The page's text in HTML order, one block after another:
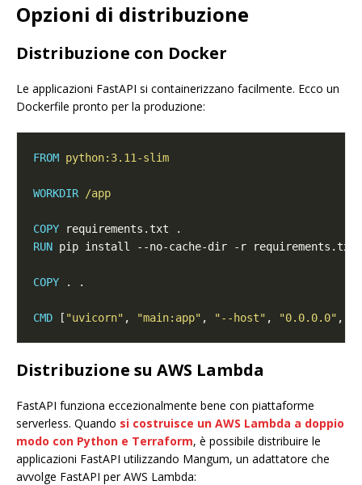
Opzioni di distribuzione
Distribuzione con Docker
Le applicazioni FastAPI si containerizzano facilmente. Ecco un
Dockerfile pronto per la produzione:
FROM python:3.11-slim
WORKDIR /app
COPY requirements.txt .
RUN pip install --no-cache-dir -r requirements.txt
COPY . .
CMD [ "uvicorn" , "main:app" , "--host" , "0.0.0.0" ,
Distribuzione su AWS Lambda
FastAPI funziona eccezionalmente bene con piattaforme
serverless. Quando si costruisce un AWS Lambda a doppio
modo con Python e Terraform, è possibile distribuire le
applicazioni FastAPI utilizzando Mangum, un adattatore che
avvolge FastAPI per AWS Lambda: